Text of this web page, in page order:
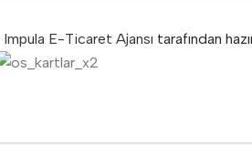
Impula E-Ticaret Ajansı tarafından